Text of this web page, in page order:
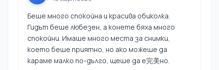
Беше много спокойна и красива обиколка.
Гидът беше любезен, а конете бяха много
спокойни. Имаше много места за снимки,
което беше приятно, но ако можеше да
караме малко по-дълго, щеше да е完美но.